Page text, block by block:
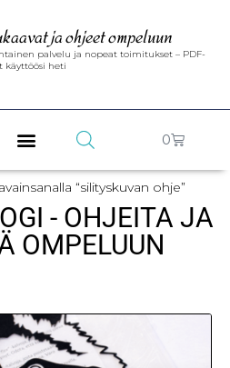
ja ohjeet ompeluun
palvelu ja nopeat toimitukset – PDF-
käyttöösi heti
0
“silityskuvan ohje”
- OHJEITA JA
OMPELUUN